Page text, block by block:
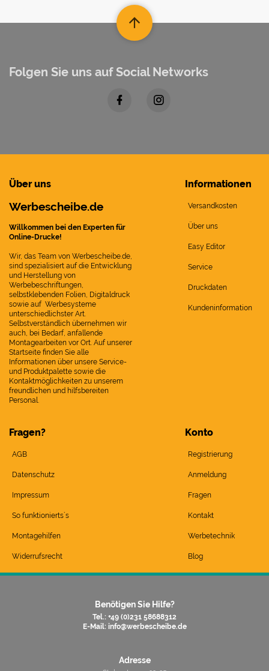
Folgen Sie uns auf Social Networks
Über uns
Werbescheibe.de
Willkommen bei den Experten für
Online-Drucke!
Wir, das Team von Werbescheibe.de,
sind spezialisiert auf die Entwicklung
und Herstellung von
Werbebeschriftungen,
selbstklebenden Folien, Digitaldruck
sowie auf Werbesysteme
unterschiedlichster Art.
Selbstverständlich übernehmen wir
auch, bei Bedarf, anfallende
Montagearbeiten vor Ort. Auf unserer
Startseite finden Sie alle
Informationen über unsere Service-
und Produktpalette sowie die
Kontaktmöglichkeiten zu unserem
freundlichen und hilfsbereiten
Personal.
Informationen
Versandkosten
Über uns
Easy Editor
Service
Druckdaten
Kundeninformation
Fragen?
AGB
Datenschutz
Impressum
So funktionierts`s
Montagehilfen
Widerrufsrecht
Konto
Registrierung
Anmeldung
Fragen
Kontakt
Werbetechnik
Blog
Benötigen Sie Hilfe?
Tel.: +49 (0)231 58688312
E-Mail: info@werbescheibe.de
Adresse